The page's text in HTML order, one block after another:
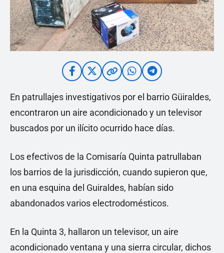
En patrullajes investigativos por el barrio Güiraldes,
encontraron un aire acondicionado y un televisor
buscados por un ilícito ocurrido hace días.
Los efectivos de la Comisaría Quinta patrullaban
los barrios de la jurisdicción, cuando supieron que,
en una esquina del Guiraldes, habían sido
abandonados varios electrodomésticos.
En la Quinta 3, hallaron un televisor, un aire
acondicionado ventana y una sierra circular, dichos